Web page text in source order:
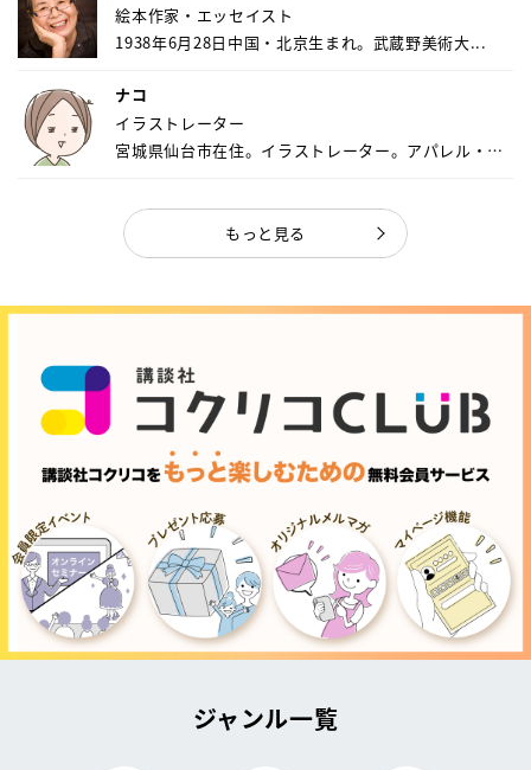
絵本作家・エッセイスト
1938年6月28日中国・北京生まれ。武蔵野美術大...
ナコ
イラストレーター
宮城県仙台市在住。イラストレーター。アパレル・キ
もっと見る
ジャンル一覧